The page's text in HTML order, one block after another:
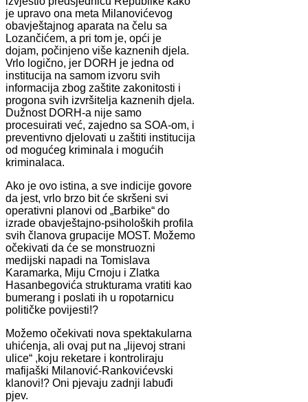
je upravo ona meta Milanovićevog
obavještajnog aparata na čelu sa
Lozančićem, a pri tom je, opći je
dojam, počinjeno više kaznenih djela.
Vrlo logično, jer DORH je jedna od
institucija na samom izvoru svih
informacija zbog zaštite zakonitosti i
progona svih izvršitelja kaznenih djela.
Dužnost DORH-a nije samo
procesuirati već, zajedno sa SOA-om, i
preventivno djelovati u zaštiti institucija
od mogućeg kriminala i mogućih
kriminalaca.
Ako je ovo istina, a sve indicije govore
da jest, vrlo brzo bit će skršeni svi
operativni planovi od „Barbike“ do
izrade obavještajno-psiholoških profila
svih članova grupacije MOST. Možemo
očekivati da će se monstruozni
medijski napadi na Tomislava
Karamarka, Miju Crnoju i Zlatka
Hasanbegovića strukturama vratiti kao
bumerang i poslati ih u ropotarnicu
političke povijesti!?
Možemo očekivati nova spektakularna
uhićenja, ali ovaj put na „lijevoj strani
ulice“ ,koju reketare i kontroliraju
mafijaški Milanović-Rankovićevski
klanovi!? Oni pjevaju zadnji labuđi
pjev.